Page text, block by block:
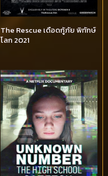
The Rescue เดือดกู้ภัย พิทักษ์
โลก 2021